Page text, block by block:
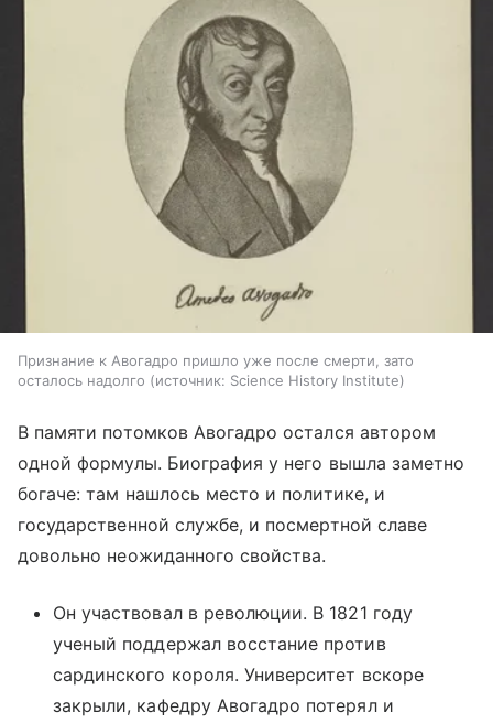
Признание к Авогадро пришло уже после смерти, зато
осталось надолго
источник: Science History Institute
В памяти потомков Авогадро остался автором
одной формулы. Биография у него вышла заметно
богаче: там нашлось место и политике, и
государственной службе, и посмертной славе
довольно неожиданного свойства.
Он участвовал в революции. В 1821 году
ученый поддержал восстание против
сардинского короля. Университет вскоре
закрыли, кафедру Авогадро потерял и